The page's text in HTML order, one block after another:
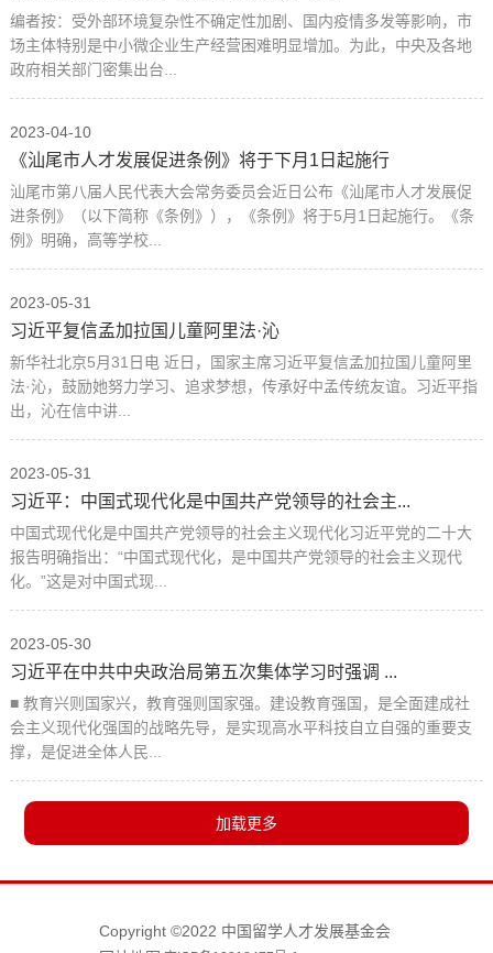
编者按：受外部环境复杂性不确定性加剧、国内疫情多发等影响，市
场主体特别是中小微企业生产经营困难明显增加。为此，中央及各地
政府相关部门密集出台...
2023-04-10
《汕尾市人才发展促进条例》将于下月1日起施行
汕尾市第八届人民代表大会常务委员会近日公布《汕尾市人才发展促
进条例》（以下简称《条例》），《条例》将于5月1日起施行。《条
例》明确，高等学校...
2023-05-31
习近平复信孟加拉国儿童阿里法·沁
新华社北京5月31日电 近日，国家主席习近平复信孟加拉国儿童阿里
法·沁，鼓励她努力学习、追求梦想，传承好中孟传统友谊。习近平指
出，沁在信中讲...
2023-05-31
习近平：中国式现代化是中国共产党领导的社会主...
中国式现代化是中国共产党领导的社会主义现代化习近平党的二十大
报告明确指出：“中国式现代化，是中国共产党领导的社会主义现代
化。”这是对中国式现...
2023-05-30
习近平在中共中央政治局第五次集体学习时强调 ...
■ 教育兴则国家兴，教育强则国家强。建设教育强国，是全面建成社
会主义现代化强国的战略先导，是实现高水平科技自立自强的重要支
撑，是促进全体人民...
Copyright ©2022 中国留学人才发展基金会